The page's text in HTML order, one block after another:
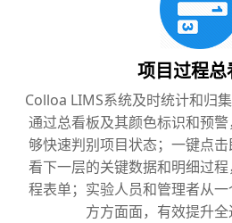
项目过程总
Colloa LIMS系统及时统计和归
通过总看板及其颜色标识和预
够快速判别项目状态；一键点
看下一层的关键数据和明细过
程表单；实验人员和管理者从
方方面面，有效提升